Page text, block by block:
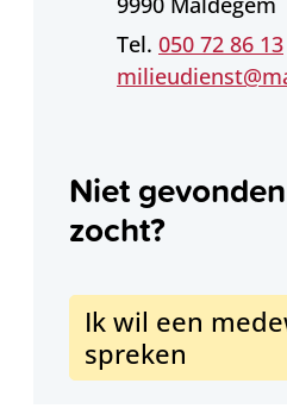
050 72 86 13
E-mailmilieudienst@
Niet
zocht?
Ik wil een
spreken